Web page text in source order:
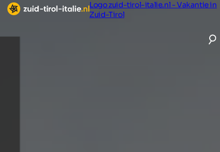
Logo zuid-tirol-italie.nl - Vakantie in
Zuid-Tirol